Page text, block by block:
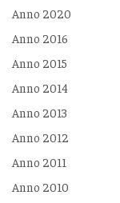
Anno 2020
Anno 2016
Anno 2015
Anno 2014
Anno 2013
Anno 2012
Anno 2011
Anno 2010